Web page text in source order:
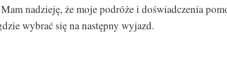
nadzieję, że moje podróże i doświadczenia
wybrać się na następny wyjazd.